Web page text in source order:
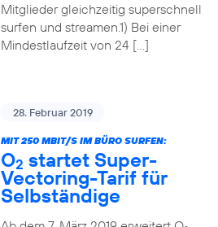
Mitglieder gleichzeitig superschnell
surfen und streamen.1) Bei einer
Mindestlaufzeit von 24 […]
28. Februar 2019
MIT 250 MBIT/S IM BÜRO SURFEN:
O2 startet Super-
Vectoring-Tarif für
Selbständige